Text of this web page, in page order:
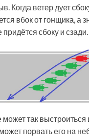
Когда ветер дует
вбок от гонщика, а
придётся сбоку и сзади.
так выстроиться
порвать его на